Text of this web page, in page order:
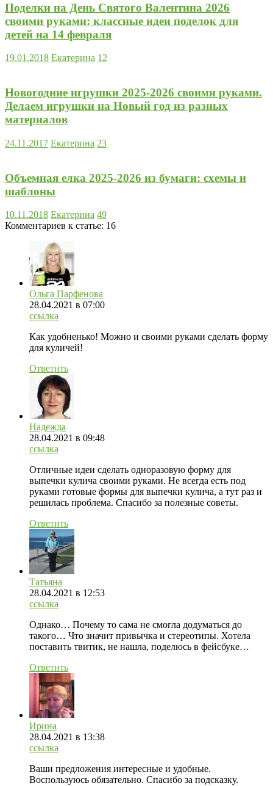
Поделки на День Святого Валентина 2026
своими руками: классные идеи поделок для
детей на 14 февраля
19.01.2018 Екатерина 12
Новогодние игрушки 2025-2026 своими руками.
Делаем игрушки на Новый год из разных
материалов
24.11.2017 Екатерина 23
Объемная елка 2025-2026 из бумаги: схемы и
шаблоны
10.11.2018 Екатерина 49
Комментариев к статье: 16
Ольга Парфенова
28.04.2021 в 07:00
ссылка
Как удобненько! Можно и своими руками сделать форму
для куличей!
Ответить
Надежда
28.04.2021 в 09:48
ссылка
Отличные идеи сделать одноразовую форму для
выпечки кулича своими руками. Не всегда есть под
руками готовые формы для выпечки кулича, а тут раз и
решилась проблема. Спасибо за полезные советы.
Ответить
Татьяна
28.04.2021 в 12:53
ссылка
Однако… Почему то сама не смогла додуматься до
такого… Что значит привычка и стереотипы. Хотела
поставить твитик, не нашла, поделюсь в фейсбуке…
Ответить
Ирина
28.04.2021 в 13:38
ссылка
Ваши предложения интересные и удобные.
Воспользуюсь обязательно. Спасибо за подсказку.